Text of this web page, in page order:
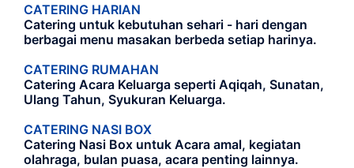
CATERING HARIAN
Catering untuk kebutuhan sehari - hari dengan
berbagai menu masakan berbeda setiap harinya.
CATERING RUMAHAN
Catering Acara Keluarga seperti Aqiqah, Sunatan,
Ulang Tahun, Syukuran Keluarga.
CATERING NASI BOX
Catering Nasi Box untuk Acara amal, kegiatan
olahraga, bulan puasa, acara penting lainnya.